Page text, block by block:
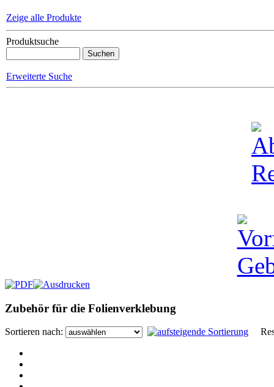
Zeige alle Produkte
Produktsuche
Erweiterte Suche
Zubehör für die Folienverklebung
Sortieren nach: